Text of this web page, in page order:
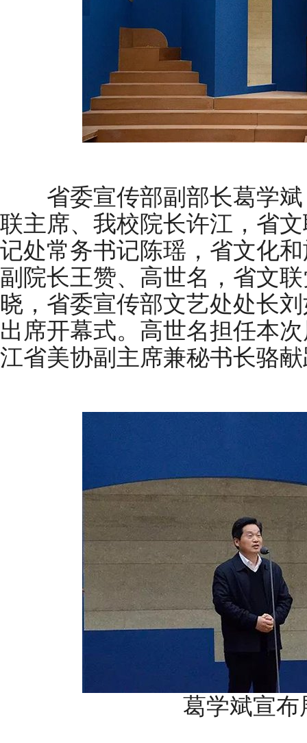
省委宣传部副部长葛学斌
联主席、我校院长许江，省
记处常务书记陈瑶，省文化
副院长王赞、高世名，省文
晓，省委宣传部文艺处处长
出席开幕式。高世名担任本
江省美协副主席兼秘书长骆
葛学斌宣布